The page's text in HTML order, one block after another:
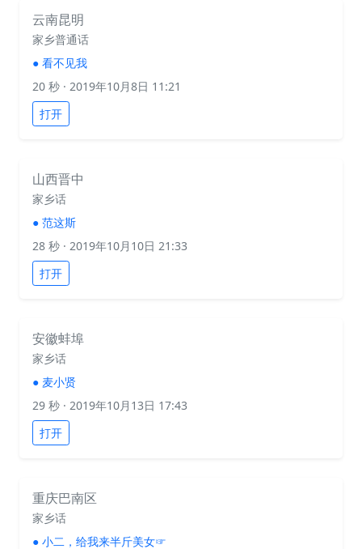
云南昆明
家乡普通话
● 看不见我
20 秒 · 2019年10月8日 11:21
打开
山西晋中
家乡话
● 范这斯
28 秒 · 2019年10月10日 21:33
打开
安徽蚌埠
家乡话
● 麦小贤
29 秒 · 2019年10月13日 17:43
打开
重庆巴南区
家乡话
● 小二，给我来半斤美女☞